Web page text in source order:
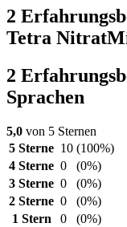
2
Tetra
2
Sprachen
5,0 von 5 Sternen
5 Sterne 10 (100%)
4 Sterne 0
(0%)
3 Sterne 0
(0%)
2 Sterne 0
(0%)
1 Stern
0 (0%)